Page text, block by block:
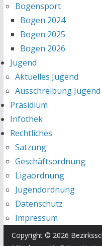
Bogensport
Bogen 2024
Bogen 2025
Bogen 2026
Jugend
Aktuelles Jugend
Ausschreibung Jugend
Präsidium
Infothek
Rechtliches
Satzung
Geschäftsordnung
Ligaordnung
Jugendordnung
Datenschutz
Impressum
Copyright © 2026